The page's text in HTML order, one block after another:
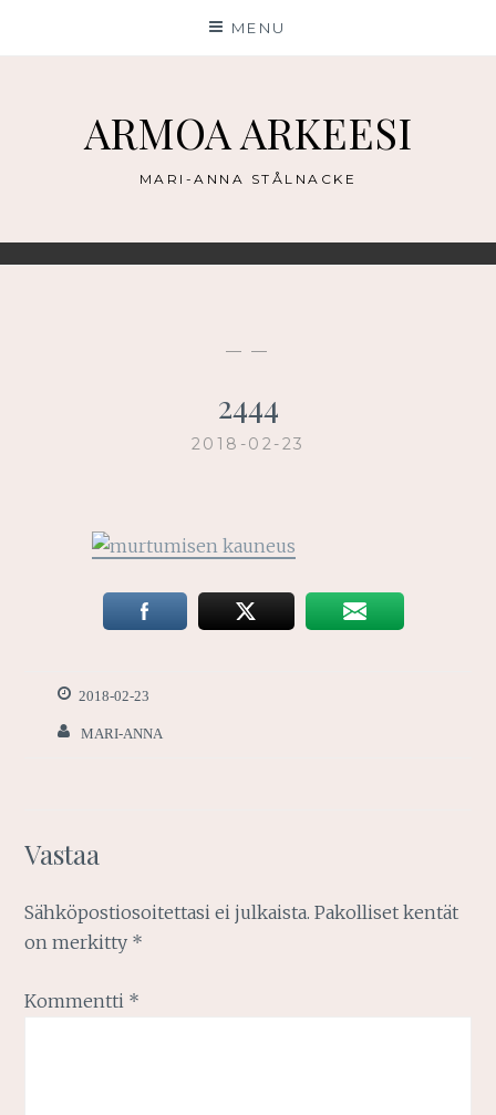
MENU
ARMOA ARKEESI
MARI-ANNA STÅLNACKE
— —
2444
2018-02-23
2018-02-23
MARI-ANNA
Vastaa
Sähköpostiosoitettasi ei julkaista. Pakolliset kentät
on merkitty *
Kommentti *